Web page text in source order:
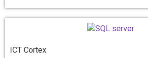
ICT Cortex